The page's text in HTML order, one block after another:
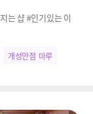
는 샵 #인기있는 이
개성만점 마루